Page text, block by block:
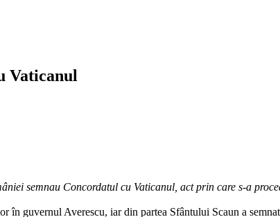
Vaticanul
semnau Concordatul cu Vaticanul, act prin care s-a
guvernul Averescu, iar din partea Sfântului Scaun a